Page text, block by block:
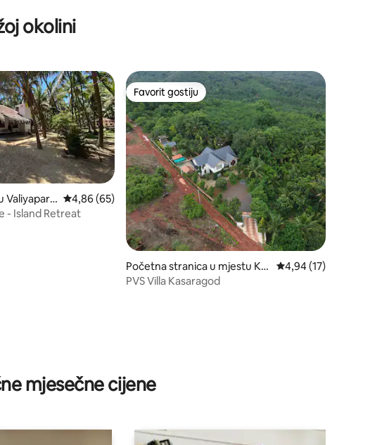
okolini
27
Valiyapara
prosječna ocjena 4,86 od 5, recenzija: 65
4,86 (65)
- Island Retreat
Favorit gostiju
Favorit gostiju
Početna stranica u mjestu Ka
saragod
prosječna ocjena
4,94 (17)
PVS Villa Kasaragod
mjesečne cijene